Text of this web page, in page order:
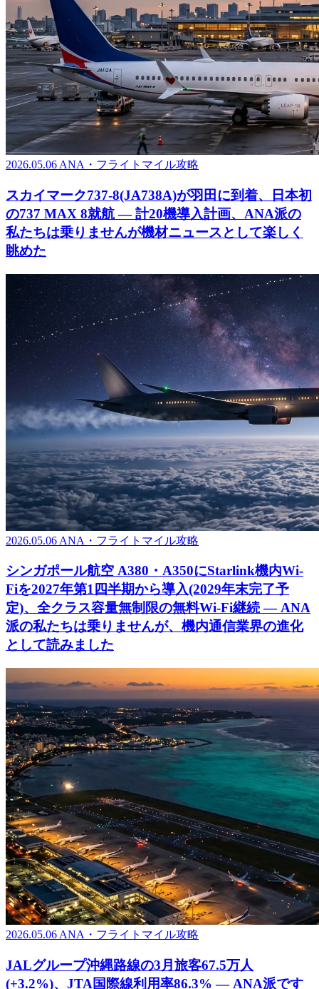
2026.05.06 ANA・フライトマイル攻略
スカイマーク737-8(JA738A)が羽田に到着、日本初
の737 MAX 8就航 ― 計20機導入計画、ANA派の
私たちは乗りませんが機材ニュースとして楽しく
眺めた
2026.05.06 ANA・フライトマイル攻略
シンガポール航空 A380・A350にStarlink機内Wi-
Fiを2027年第1四半期から導入(2029年末完了予
定)、全クラス容量無制限の無料Wi-Fi継続 ― ANA
派の私たちは乗りませんが、機内通信業界の進化
として読みました
2026.05.06 ANA・フライトマイル攻略
JALグループ沖縄路線の3月旅客67.5万人
(+3.2%)、JTA国際線利用率86.3% ― ANA派です